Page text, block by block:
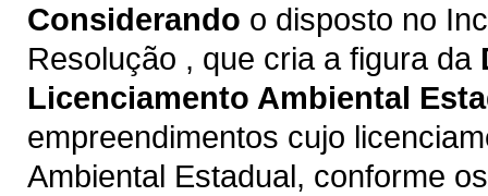
Considerando o disposto no
Resolução , que cria a figura da
Licenciamento Ambiental
empreendimentos cujo
Ambiental Estadual, conforme